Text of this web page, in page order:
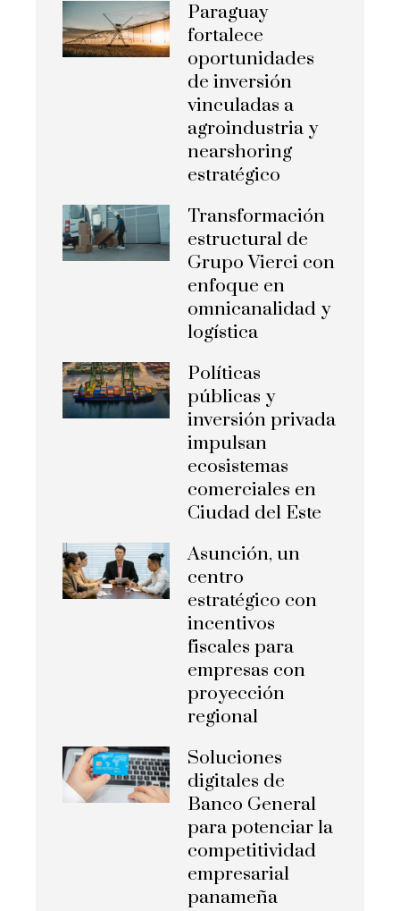
Paraguay
fortalece
oportunidades
de inversión
vinculadas a
agroindustria y
nearshoring
estratégico
Transformación
estructural de
Grupo Vierci con
enfoque en
omnicanalidad y
logística
Políticas
públicas y
inversión privada
impulsan
ecosistemas
comerciales en
Ciudad del Este
Asunción, un
centro
estratégico con
incentivos
fiscales para
empresas con
proyección
regional
Soluciones
digitales de
Banco General
para potenciar la
competitividad
empresarial
panameña